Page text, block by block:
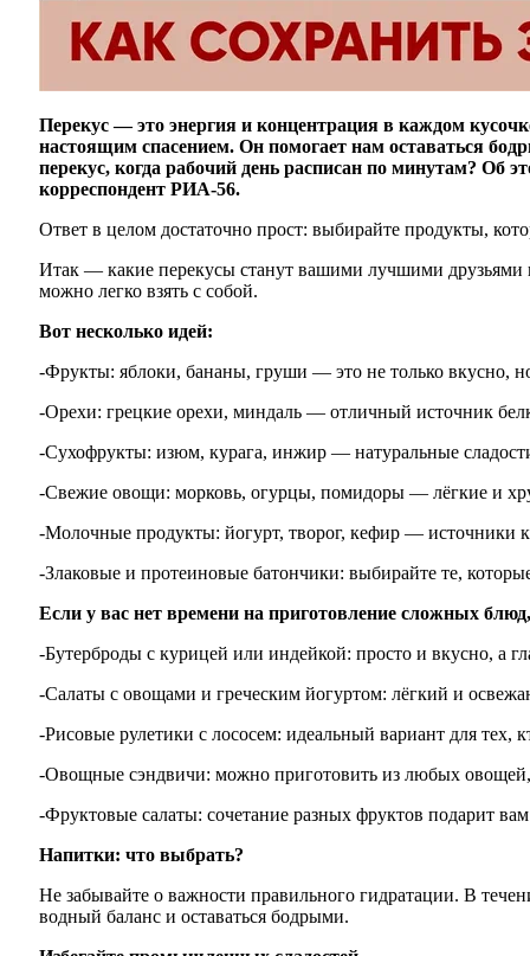
Перекус — это энергия и концентрация в каждом
настоящим спасением. Он помогает нам оставаться
перекус, когда рабочий день расписан по минутам? Об
корреспондент РИА-56.
Ответ в целом достаточно прост: выбирайте продукты,
Итак — какие перекусы станут вашими лучшими друзьями
можно легко взять с собой.
Вот несколько идей:
-Фрукты: яблоки, бананы, груши — это не только вкусно,
-Орехи: грецкие орехи, миндаль — отличный источник
-Сухофрукты: изюм, курага, инжир — натуральные
-Свежие овощи: морковь, огурцы, помидоры — лёгкие и
-Молочные продукты: йогурт, творог, кефир — источники
-Злаковые и протеиновые батончики: выбирайте те,
Если у вас нет времени на приготовление сложных
-Бутерброды с курицей или индейкой: просто и вкусно, а
-Салаты с овощами и греческим йогуртом: лёгкий и
-Рисовые рулетики с лососем: идеальный вариант для
-Овощные сэндвичи: можно приготовить из любых овощей,
-Фруктовые салаты: сочетание разных фруктов подарит
Напитки: что выбрать?
Не забывайте о важности правильного гидратации. В
водный баланс и оставаться бодрыми.